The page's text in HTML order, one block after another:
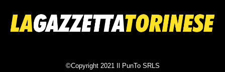
©Copyright 2021 Il PunTo SRLS